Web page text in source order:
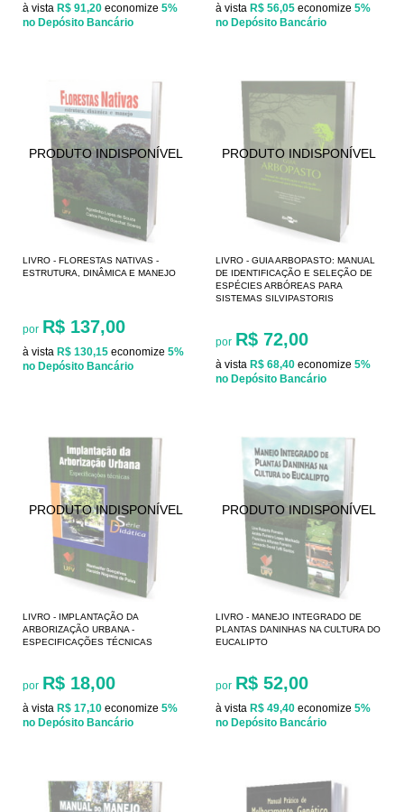
à vista R$ 91,20 economize 5%
no Depósito Bancário
à vista R$ 56,05 economize 5%
no Depósito Bancário
LIVRO - FLORESTAS NATIVAS -
ESTRUTURA, DINÂMICA E MANEJO
por R$ 137,00
à vista R$ 130,15 economize 5%
no Depósito Bancário
LIVRO - GUIA ARBOPASTO: MANUAL
DE IDENTIFICAÇÃO E SELEÇÃO DE
ESPÉCIES ARBÓREAS PARA
SISTEMAS SILVIPASTORIS
por R$ 72,00
à vista R$ 68,40 economize 5%
no Depósito Bancário
LIVRO - IMPLANTAÇÃO DA
ARBORIZAÇÃO URBANA -
ESPECIFICAÇÕES TÉCNICAS
por R$ 18,00
à vista R$ 17,10 economize 5%
no Depósito Bancário
LIVRO - MANEJO INTEGRADO DE
PLANTAS DANINHAS NA CULTURA DO
EUCALIPTO
por R$ 52,00
à vista R$ 49,40 economize 5%
no Depósito Bancário